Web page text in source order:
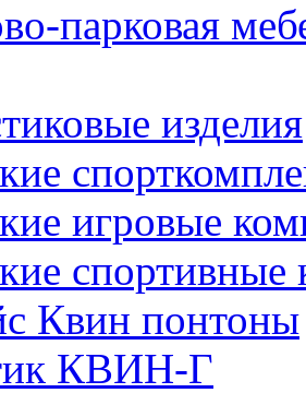
парковая
изделия
игровые
спортивные
Квин понтоны
КВИН-Г